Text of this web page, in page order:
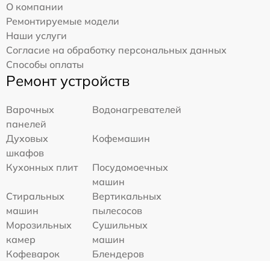
О компании
Ремонтируемые модели
Наши услуги
Согласие на обработку персональных данных
Способы оплаты
Ремонт устройств
Варочных
панелей
Водонагревателей
Духовых
шкафов
Кофемашин
Кухонных плит
Посудомоечных
машин
Стиральных
машин
Вертикальных
пылесосов
Морозильных
камер
Сушильных
машин
Кофеварок
Блендеров